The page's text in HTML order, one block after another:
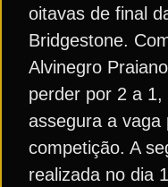
oitavas de final
Bridgestone.
Alvinegro
perder por 2 a
assegura a vaga
competição. A
realizada no dia